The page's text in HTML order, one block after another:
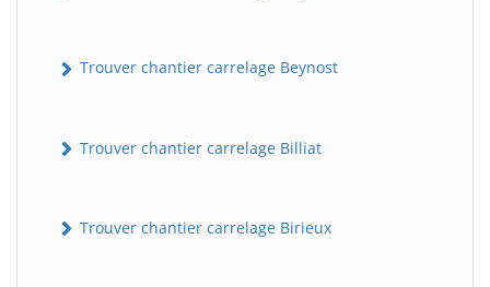
Trouver chantier carrelage Beynost
Trouver chantier carrelage Billiat
Trouver chantier carrelage Birieux